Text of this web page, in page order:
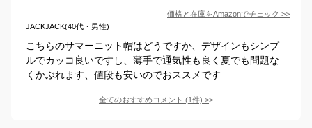
価格と在庫をAmazonでチェック >>
JACKJACK(40代・男性)
こちらのサマーニット帽はどうですか、デザインもシンプ
ルでカッコ良いですし、薄手で通気性も良く夏でも問題な
くかぶれます、値段も安いのでおススメです
全てのおすすめコメント (1件) >